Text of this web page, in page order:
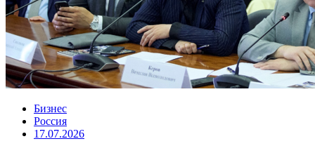
Бизнес
Россия
17.07.2026